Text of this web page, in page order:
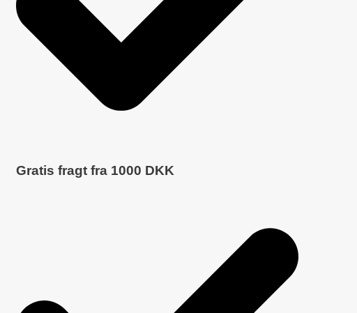
Gratis fragt fra 1000 DKK